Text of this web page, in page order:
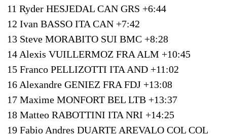
11 Ryder HESJEDAL CAN GRS +6:44
12 Ivan BASSO ITA CAN +7:42
13 Steve MORABITO SUI BMC +8:28
14 Alexis VUILLERMOZ FRA ALM +10:45
15 Franco PELLIZOTTI ITA AND +11:02
16 Alexandre GENIEZ FRA FDJ +13:08
17 Maxime MONFORT BEL LTB +13:37
18 Matteo RABOTTINI ITA NRI +14:25
19 Fabio Andres DUARTE AREVALO COL COL